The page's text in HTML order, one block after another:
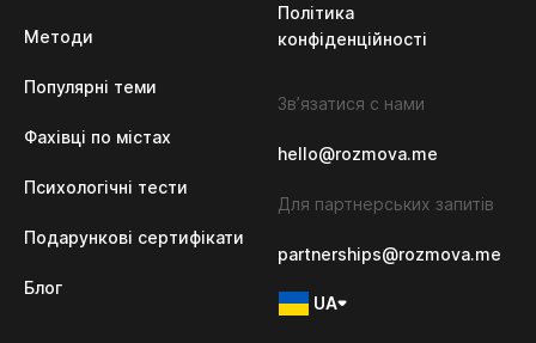
Методи
Популярні теми
Фахівці по містах
Психологічні тести
Подарункові сертифікати
Блог
Політика
конфіденційності
Зв’язатися с нами
hello@rozmova.me
Для партнерських запитів
partnerships@rozmova.me
UA